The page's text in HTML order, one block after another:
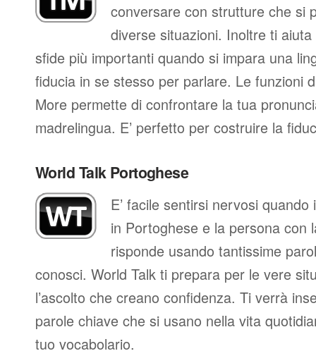
conversare con strutture che si
diverse situazioni. Inoltre ti
sfide più importanti quando si impara una
fiducia in se stesso per parlare. Le funzioni
More permette di confrontare la tua
madrelingua. E’ perfetto per costruire la
World Talk Portoghese
E’ facile sentirsi nervosi
in Portoghese e la persona con
risponde usando tantissime
conosci. World Talk ti prepara per le vere
l’ascolto che creano confidenza. Ti verrà
parole chiave che si usano nella vita
tuo vocabolario.